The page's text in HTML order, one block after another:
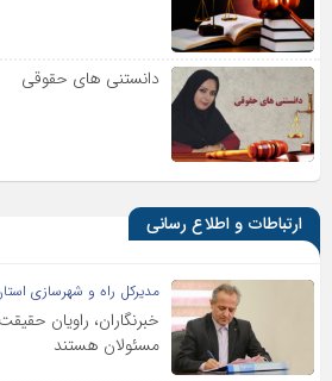
دانستنی های حقوقی
ارتباطات و اطلاع رسانی
مدیرکل راه و شهرسازی
خبرنگاران، راویان
مسئولان هستند